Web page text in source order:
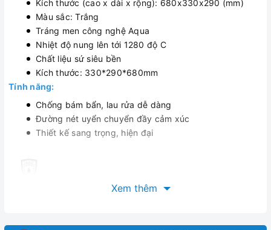
Kích thước (cao x dài x rộng): 680x330x290 (mm)
Màu sắc: Trắng
Tráng men công nghệ Aqua
Nhiệt độ nung lên tới 1280 độ C
Chất liệu sứ siêu bền
Kích thước: 330*290*680mm
Tính năng:
Chống bám bẩn, lau rửa dễ dàng
Đường nét uyển chuyển đầy cảm xúc
Thiết kế sang trọng, hiện đại
Xem thêm